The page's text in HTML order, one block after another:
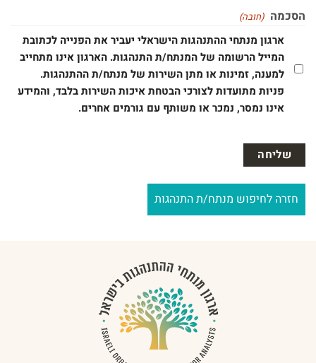
הסכמה (חובה)
ארגון מנתחי ההתנהגות הישראלי יעביר את הפנייה לכתובת
המייל הרשומה של המנתח/ת התנהגות. הארגון אינו מתחייב
למענה, זמינות או מתן השירות של מנתח/ת ההתנהגות.
פניות מתועדות לצורכי הבטחת איכות השירות בלבד, והמידע
אינו נמסר, נמכר או משותף עם גורמים אחרים.
חזרה לחיפוש מנתח/ת התנהגות